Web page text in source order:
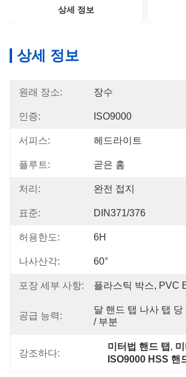
상세 정보
상세 정보
원래 장소: 장수
인증: ISO9000
서피스: 헤드라이트
플루트: 곧은 홈
처리: 완전 접지
표준: DIN371/376
허용한도: 6H
나사산각: 60°
포장 세부 사항: 플라스틱 박스, PVC
공급 능력:
달 핸드 탭 나사 탭
/ 부분
강조하다:
미터법 핸드 탭 ,
ISO9000 HSS 핸